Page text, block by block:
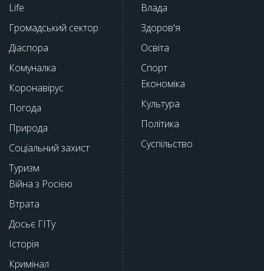
Life
Громадський сектор
Діаспора
Комуналка
Коронавірус
Погода
Природа
Соціальний захист
Туризм
Війна з Росією
Втрата
Досьє ГІТу
Історія
Кримінал
Влада
Здоров'я
Освіта
Спорт
Економіка
Культура
Політика
Суспільство